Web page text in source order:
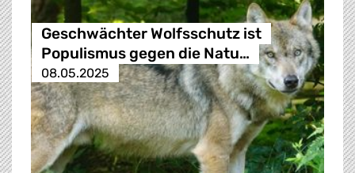
Geschwächter Wolfsschutz ist
Populismus gegen die Natu…
08.05.2025